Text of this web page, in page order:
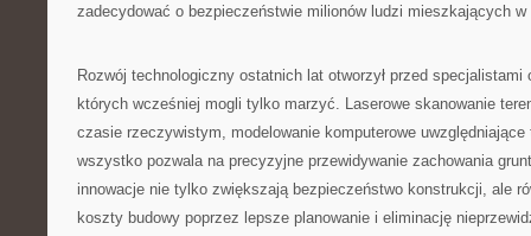
zadecydować o bezpieczeństwie milionów ludzi mieszkających
Rozwój technologiczny ostatnich lat otworzył przed
których wcześniej mogli tylko marzyć. Laserowe skanowanie
czasie rzeczywistym, modelowanie komputerowe
wszystko pozwala na precyzyjne przewidywanie zachowania
innowacje nie tylko zwiększają bezpieczeństwo konstrukcji, ale
koszty budowy poprzez lepsze planowanie i eliminację